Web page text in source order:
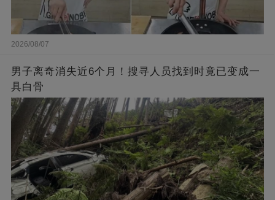
2026/08/07
男子离奇消失近6个月！搜寻人员找到时竟已变成一
具白骨